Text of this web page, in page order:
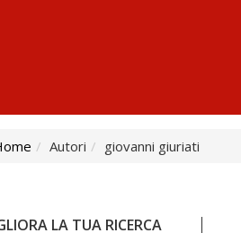
Autori giovanni giuriati
LA TUA RICERCA